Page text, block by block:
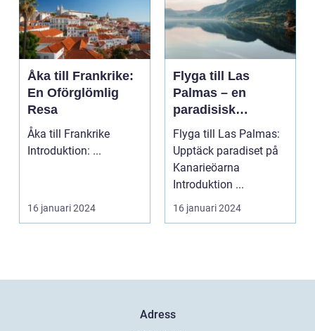
Åka till Frankrike:
En Oförglömlig
Resa
Åka till Frankrike
Introduktion: ...
16 januari 2024
Flyga till Las
Palmas – en
paradisisk
destination
Flyga till Las Palmas:
Upptäck paradiset på
Kanarieöarna
Introduktion ...
16 januari 2024
Adress